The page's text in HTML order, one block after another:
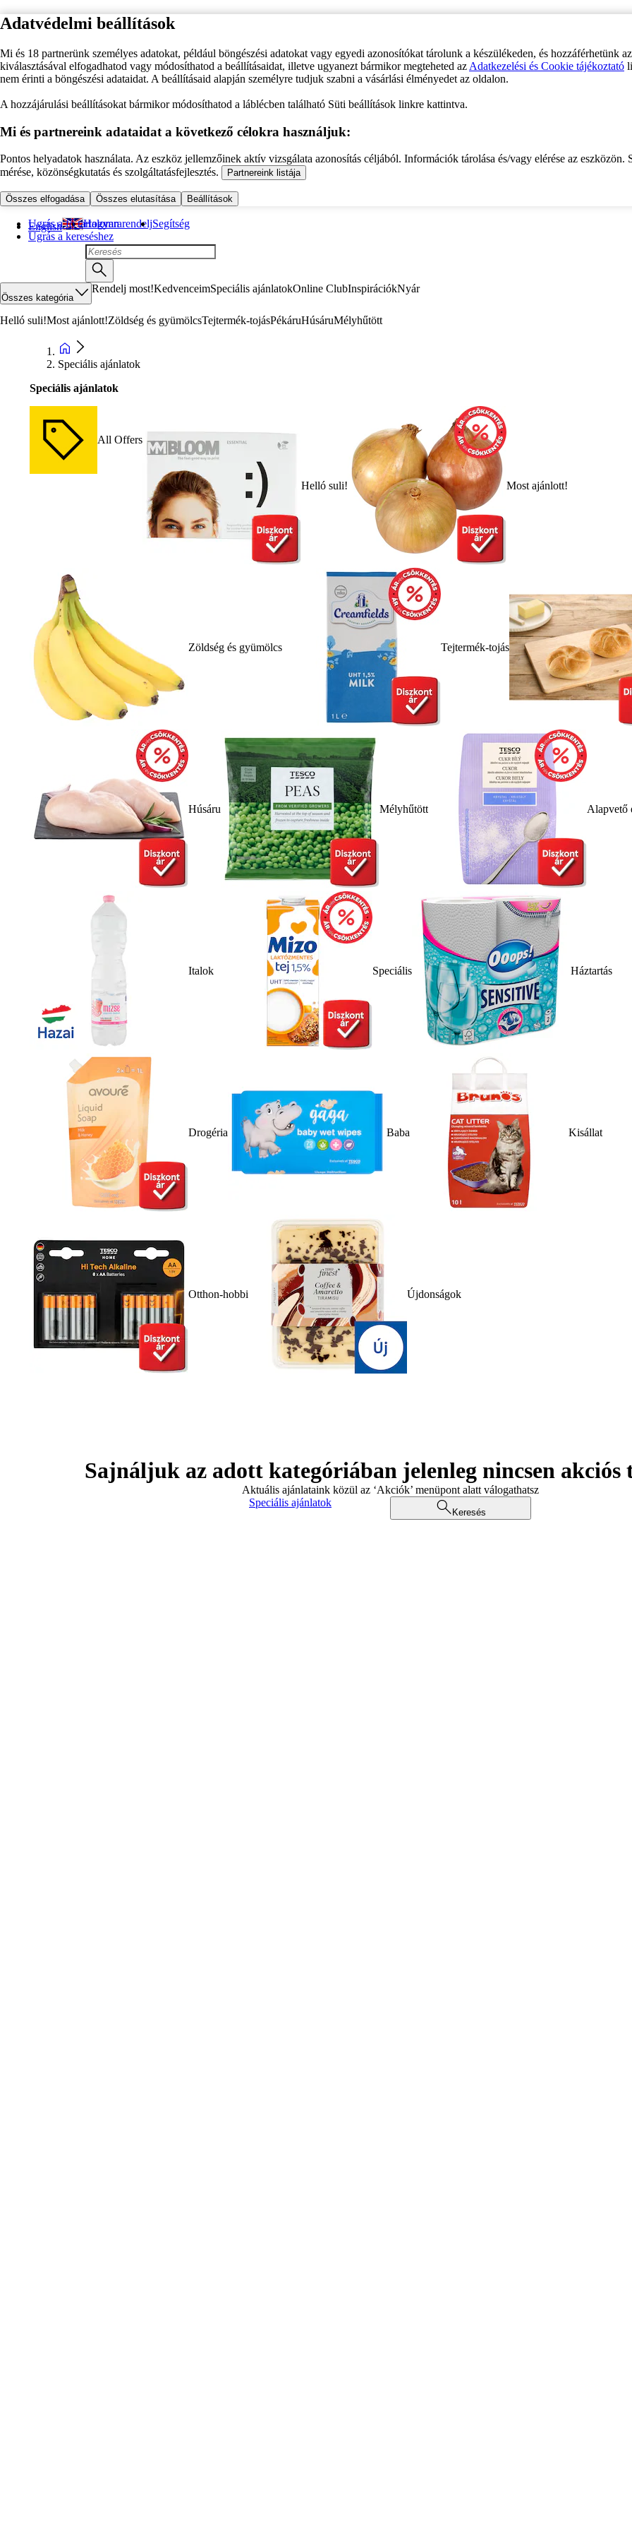
Adatvédelmi beállítások
Mi és 18 partnerünk személyes adatokat, például böngészési adatokat vagy egyedi azonosítókat tárolunk a készülékeden, és hozzáférhetünk
kiválasztásával elfogadhatod vagy módosíthatod a beállításaidat, illetve ugyanezt bármikor megteheted az Adatkezelési és Cookie tájékoztató
nem érinti a böngészési adataidat. A beállításaid alapján személyre tudjuk szabni a vásárlási élményedet az oldalon.
A hozzájárulási beállításokat bármikor módosíthatod a láblécben található Süti beállítások linkre kattintva.
Mi és partnereink adataidat a következő célokra használjuk:
Pontos helyadatok használata. Az eszköz jellemzőinek aktív vizsgálata azonosítás céljából. Információk tárolása és/vagy elérése az eszközön.
mérése, közönségkutatás és szolgáltatásfejlesztés.
Partnereink listája
Összes elfogadása Összes elutasítása Beállítások
Ugrás a fő tartalomra
Ugrás a kereséshez
English Hogyan rendeljSegítség
Összes kategória
Rendelj most!KedvenceimSpeciális ajánlatokOnline ClubInspirációkNyár
Helló suli!Most ajánlott!Zöldség és gyümölcsTejtermék-tojásPékáruHúsáruMélyhűtött
Speciális ajánlatok
Speciális ajánlatok
All Offers
Helló suli! Most ajánlott!
Zöldség és gyümölcs Tejtermék-tojás
Húsáru Mélyhűtött Alapvető
Italok Speciális Háztartás
Drogéria Baba Kisállat
Otthon-hobbi Újdonságok
Sajnáljuk az adott kategóriában jelenleg nincsen akciós
Aktuális ajánlataink közül az ‘Akciók’ menüpont alatt válogathatsz
Speciális ajánlatok
Keresés